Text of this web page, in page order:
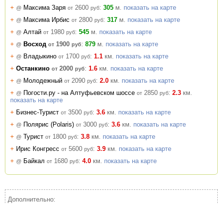
+ @ Максима Заря от 2600 руб: 305 м. показать на карте
+ @ Максима Ирбис от 2800 руб: 317 м. показать на карте
+ @ Алтай от 1980 руб: 545 м. показать на карте
+ @ Восход от 1900 руб: 879 м. показать на карте
+ @ Владыкино от 1700 руб: 1.1 км. показать на карте
+ Останкино от 2000 руб: 1.6 км. показать на карте
+ @ Молодежный от 2090 руб: 2.0 км. показать на карте
+ @ Погости.ру - на Алтуфьевском шоссе от 2850 руб: 2.3 км.
показать на карте
+ Бизнес-Турист от 3500 руб: 3.6 км. показать на карте
+ @ Полярис (Polaris) от 3000 руб: 3.6 км. показать на карте
+ @ Турист от 1800 руб: 3.8 км. показать на карте
+ Ирис Конгресс от 5600 руб: 3.9 км. показать на карте
+ @ Байкал от 1680 руб: 4.0 км. показать на карте
Дополнительно: